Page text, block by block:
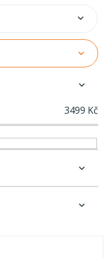
3499 Kč